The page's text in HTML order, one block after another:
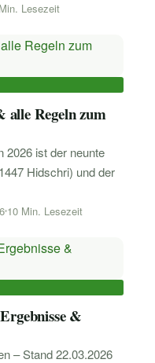
Lesezeit
alle Regeln zum
2026 ist der neunte
Hidschri) und der
10 Min. Lesezeit
&
– Stand 22.03.2026